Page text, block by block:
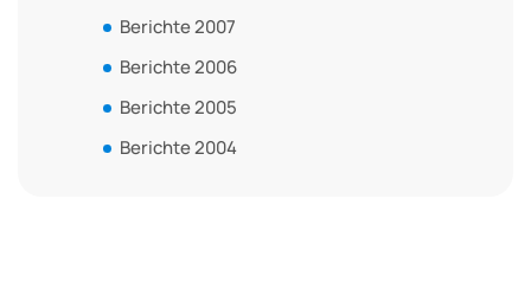
Berichte 2007
Berichte 2006
Berichte 2005
Berichte 2004